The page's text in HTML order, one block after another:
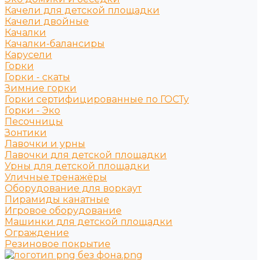
Качели для детской площадки
Качели двойные
Качалки
Качалки-балансиры
Карусели
Горки
Горки - скаты
Зимние горки
Горки сертифицированные по ГОСТу
Горки - Эко
Песочницы
Зонтики
Лавочки и урны
Лавочки для детской площадки
Урны для детской площадки
Уличные тренажёры
Оборудование для воркаут
Пирамиды канатные
Игровое оборудование
Машинки для детской площадки
Ограждение
Резиновое покрытие